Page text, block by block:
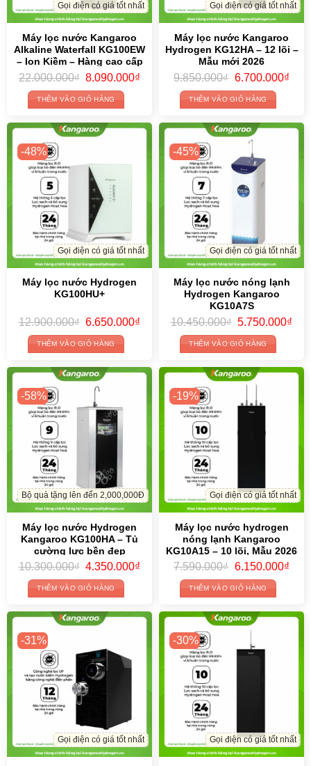
Gọi điện có giá tốt nhất
Máy lọc nước Kangaroo
Alkaline Waterfall KG100EW
– Ion Kiềm – Hàng cao cấp
2026
22.000.000₫ Original
was:
22.000.000₫.
8.090.000₫ Current
8.090.000₫.
THÊM VÀO GIỎ HÀNG
Gọi điện có giá tốt nhất
Máy lọc nước Kangaroo
Hydrogen KG12HA – 12 lõi –
Mẫu mới 2026
9.850.000₫ Original
was:
9.850.000₫.
6.700.000₫
THÊM VÀO GIỎ HÀNG
-48%
Gọi điện có giá tốt nhất
Máy lọc nước Hydrogen
KG100HU+
12.900.000₫ Original
was:
12.900.000₫.
6.650.000₫ Current
6.650.000₫.
THÊM VÀO GIỎ HÀNG
-45%
Gọi điện có giá tốt nhất
Máy lọc nước nóng lạnh
Hydrogen Kangaroo
KG10A7S
10.450.000₫ Original
was:
10.450.000₫.
5.750.000₫
THÊM VÀO GIỎ HÀNG
-58%
Bộ quà tặng lên đến 2,000,000Đ
Máy lọc nước Hydrogen
Kangaroo KG100HA – Tủ
cường lực bền đẹp
10.300.000₫ Original
was:
10.300.000₫.
4.350.000₫ Current
4.350.000₫.
THÊM VÀO GIỎ HÀNG
-19%
Gọi điện có giá tốt nhất
Máy lọc nước hydrogen
nóng lạnh Kangaroo
KG10A15 – 10 lõi, Mẫu 2026
7.590.000₫ Original
was:
7.590.000₫.
6.150.000₫
THÊM VÀO GIỎ HÀNG
-31%
Gọi điện có giá tốt nhất
-30%
Gọi điện có giá tốt nhất